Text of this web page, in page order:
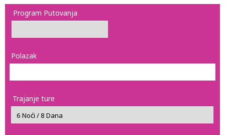
Program Putovanja
Polazak
Trajanje ture